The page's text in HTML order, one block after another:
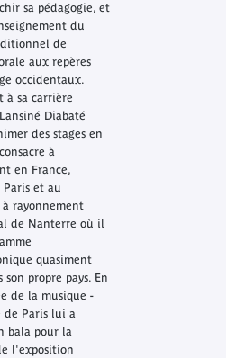
sa pédagogie, et
du
de
aux repères
occidentaux.
à sa carrière
Diabaté
des stages en
à
en France,
et au
rayonnement
de Nanterre où il
quasiment
son propre pays. En
de la musique -
de Paris lui a
bala pour la
l'exposition